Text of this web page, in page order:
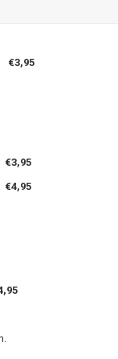
€3,95
€3,95
€4,95